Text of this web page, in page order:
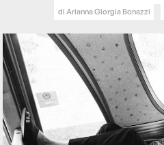
diArianna Giorgia Bonazzi